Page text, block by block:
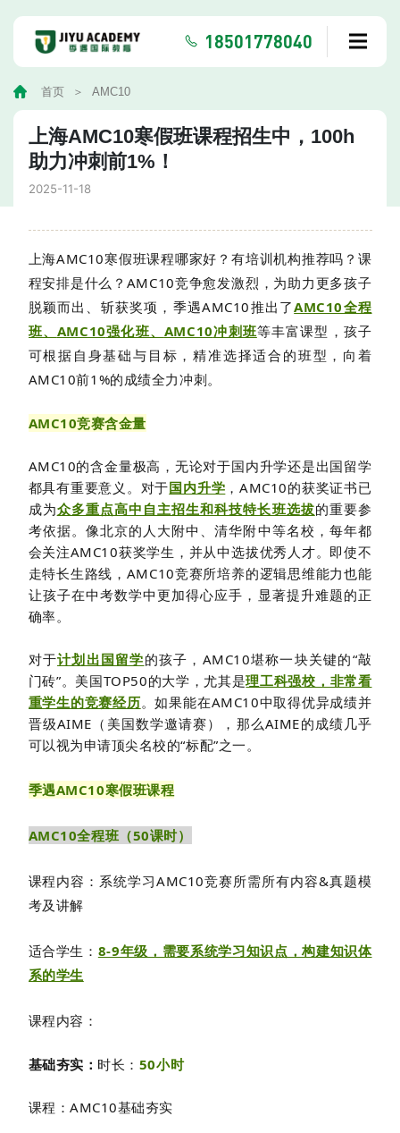
18501778040
首页 AMC10
上海AMC10寒假班课程招生中，100h
助力冲刺前1%！
2025-11-18
上海AMC10寒假班课程哪家好？有培训机构推荐吗？课
程安排是什么？AMC10竞争愈发激烈，为助力更多孩子
脱颖而出、斩获奖项，季遇AMC10推出了AMC10全程
班、 AMC10强化班、 AMC10冲刺班等丰富课型，孩子
可根据自身基础与目标，精准选择适合的班型，向着
AMC10前1%的成绩全力冲刺。
AMC10竞赛含金量
AMC10的含金量极高，无论对于国内升学还是出国留学
都具有重要意义。对于国内升学 ，AMC10的获奖证书已
成为众多重点高中自主招生和科技特长班选拔的重要参
考依据。像北京的人大附中、清华附中等名校，每年都
会关注AMC10获奖学生，并从中选拔优秀人才。即使不
走特长生路线，AMC10竞赛所培养的逻辑思维能力也能
让孩子在中考数学中更加得心应手，显著提升难题的正
确率。
对于计划出国留学的孩子，AMC10堪称一块关键的“敲
门砖”。美国TOP50的大学，尤其是理工科强校，非常看
重学生的竞赛经历。如果能在AMC10中取得优异成绩并
晋级AIME（美国数学邀请赛），那么AIME的成绩几乎
可以视为申请顶尖名校的“标配”之一。
季遇AMC10寒假班课程
AMC10全程班（50课时）
课程内容：系统学习AMC10竞赛所需所有内容&真题模
考及讲解
适合学生： 8-9年级，需要系统学习知识点，构建知识体
系的学生
课程内容：
基础夯实： 时长： 50小时
课程：AMC10基础夯实